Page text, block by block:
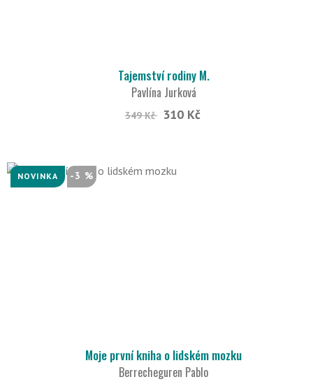
Tajemství rodiny M.
Pavlína Jurková
349 Kč 310 Kč
NOVINKA -3 %
Moje první kniha o lidském mozku
Berrecheguren Pablo